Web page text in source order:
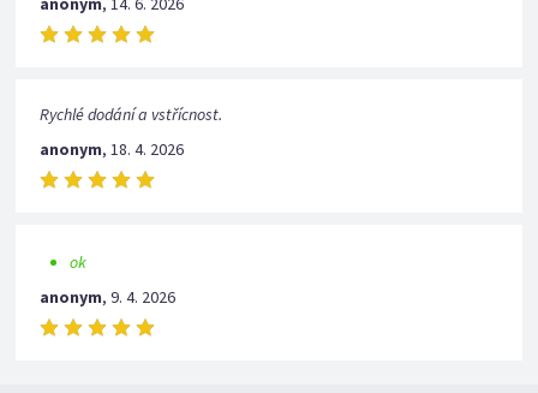
Rychlé dodání a vstřícnost.
anonym,18. 4. 2026
ok
anonym,9. 4. 2026